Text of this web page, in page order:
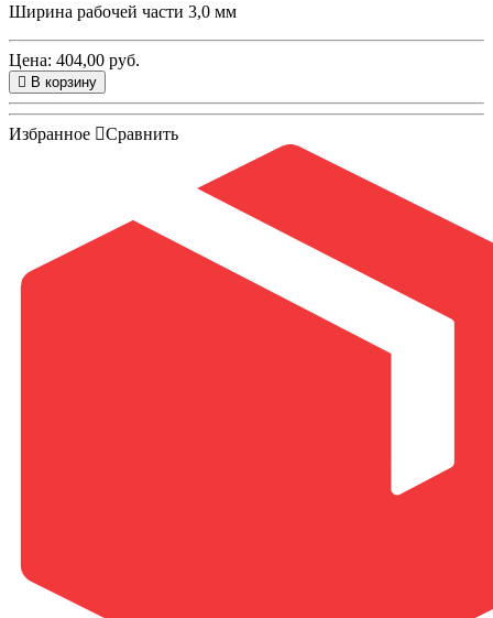
Ширина рабочей части 3,0 мм
Цена: 404,00 руб.
В корзину
Избранное Сравнить